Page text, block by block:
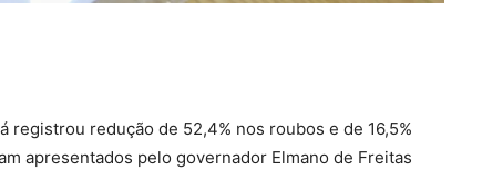
registrou redução de 52,4% nos roubos e de 16,5%
apresentados pelo governador Elmano de Freitas